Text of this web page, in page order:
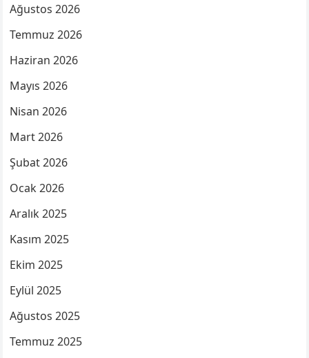
Ağustos 2026
Temmuz 2026
Haziran 2026
Mayıs 2026
Nisan 2026
Mart 2026
Şubat 2026
Ocak 2026
Aralık 2025
Kasım 2025
Ekim 2025
Eylül 2025
Ağustos 2025
Temmuz 2025